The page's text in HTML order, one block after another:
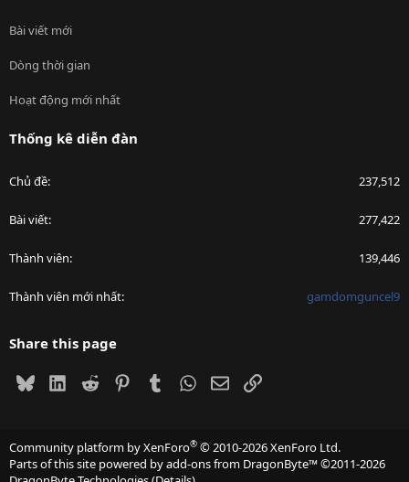
Bài viết mới
Dòng thời gian
Hoạt động mới nhất
Thống kê diễn đàn
Chủ đề 237,512
Bài viết 277,422
Thành viên 139,446
Thành viên mới nhất gamdomguncel9
Share this page
BlueskyLinkedIn
Reddit PinterestTumblrWhatsApp
EmailLink
Community platform by XenForo® © 2010-2026 XenForo Ltd.
Parts of this site powered byadd-ons from DragonByte™©2011-2026